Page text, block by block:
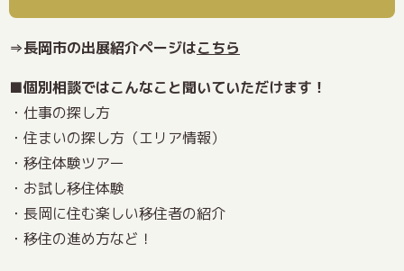
⇒長岡市の出展紹介ページはこちら
■個別相談ではこんなこと聞いていただけます！
・仕事の探し方
・住まいの探し方（エリア情報）
・移住体験ツアー
・お試し移住体験
・長岡に住む楽しい移住者の紹介
・移住の進め方など！